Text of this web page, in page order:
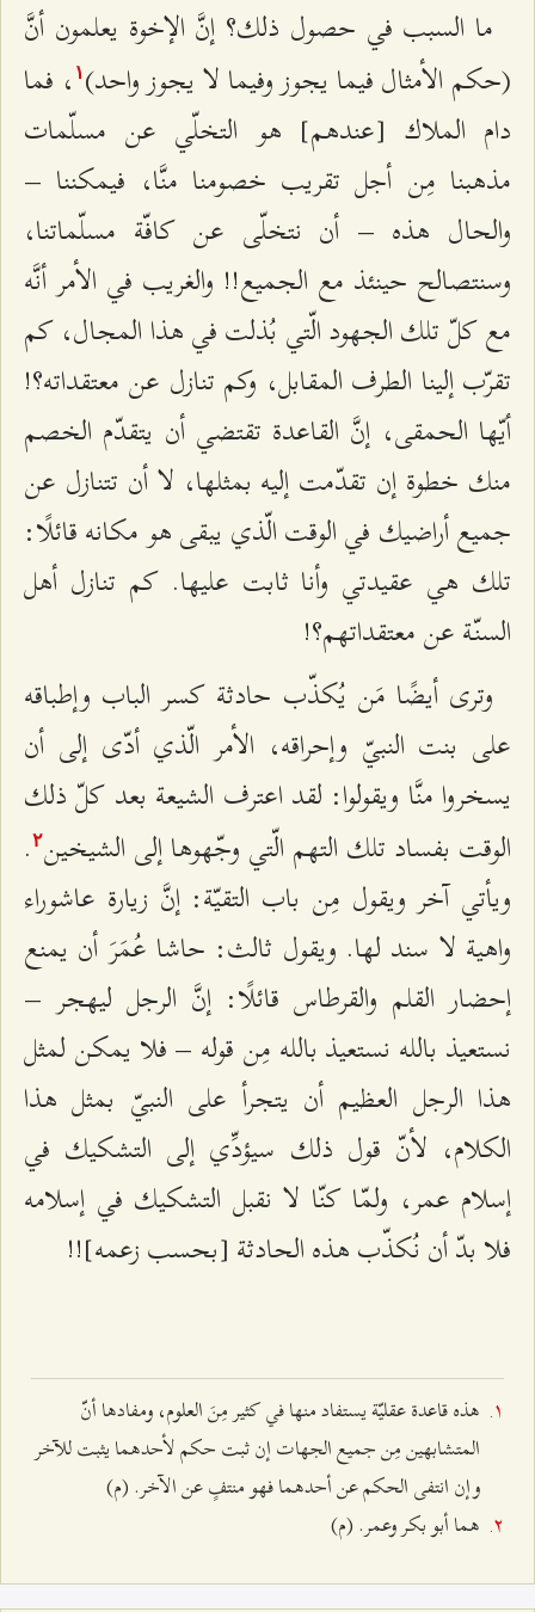
ما السبب في حصول ذلك؟ إنَّ الإخوة يعلمون أنَّ
(حكم الأمثال فيما يجوز وفيما لا يجوز واحد) ۱ ، فما
دام الملاك [عندهم] هو التخلّي عن مسلّمات
مذهبنا مِن أجل تقريب خصومنا منَّا، فيمكننا –
والحال هذه – أن نتخلّى عن كافّة مسلّماتنا،
وسنتصالح حينئذ مع الجميع!! والغريب في الأمر أنَّه
مع كلّ تلك الجهود الّتي بُذلت في هذا المجال، كم
تقرّب إلينا الطرف المقابل، وكم تنازل عن معتقداته؟!
أيّها الحمقى، إنَّ القاعدة تقتضي أن يتقدّم الخصم
منك خطوة إن تقدّمت إليه بمثلها، لا أن تتنازل عن
جميع أراضيك في الوقت الّذي يبقى هو مكانه قائلًا:
تلك هي عقيدتي وأنا ثابت عليها. كم تنازل أهل
السنّة عن معتقداتهم؟!
وترى أيضًا مَن يُكذّب حادثة كسر الباب وإطباقه
على بنت النبيّ وإحراقه، الأمر الّذي أدّى إلى أن
يسخروا منَّا ويقولوا: لقد اعترف الشيعة بعد كلّ ذلك
الوقت بفساد تلك التهم الّتي وجّهوها إلى الشيخين٢.
ويأتي آخر ويقول مِن باب التقيّة: إنَّ زيارة عاشوراء
واهية لا سند لها. ويقول ثالث: حاشا عُمَرَ أن يمنع
إحضار القلم والقرطاس قائلًا: إنَّ الرجل ليهجر –
نستعيذ بالله نستعيذ بالله مِن قوله – فلا يمكن لمثل
هذا الرجل العظيم أن يتجرأ على النبيّ بمثل هذا
الكلام، لأنّ قول ذلك سيؤدِّي إلى التشكيك في
إسلام عمر، ولمّا كنّا لا نقبل التشكيك في إسلامه
فلا بدّ أن نُكذّب هذه الحادثة [بحسب زعمه]!!
هذه قاعدة عقليّة يستفاد منها في كثير مِنَ العلوم، ومفادها أنّ
المتشابهين مِن جميع الجهات إن ثبت حكم لأحدهما يثبت للآخر
وإن انتفى الحكم عن أحدهما فهو منتفٍ عن الآخر. (م)
هما أبو بكر وعمر. (م)